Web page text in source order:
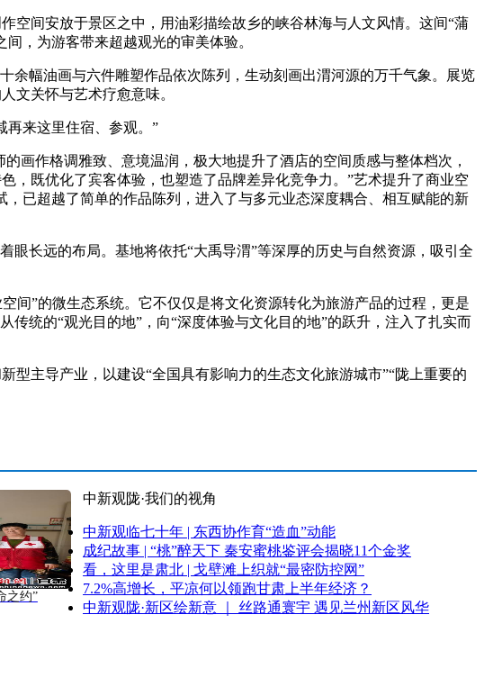
间安放于景区之中，用油彩描绘故乡的峡谷林海与人文风情。这间“蒲
，为游客带来超越观光的审美体验。
幅油画与六件雕塑作品依次陈列，生动刻画出渭河源的万千气象。展览
文关怀与艺术疗愈意味。
来这里住宿、参观。”
作格调雅致、意境温润，极大地提升了酒店的空间质感与整体档次，
，既优化了宾客体验，也塑造了品牌差异化竞争力。”艺术提升了商业空
已超越了简单的作品陈列，进入了与多元业态深度耦合、相互赋能的新
长远的布局。基地将依托“大禹导渭”等深厚的历史与自然资源，吸引全
”的微生态系统。它不仅仅是将文化资源转化为旅游产品的过程，更是
统的“观光目的地”，向“深度体验与文化目的地”的跃升，注入了扎实而
主导产业，以建设“全国具有影响力的生态文化旅游城市”“陇上重要的
之约”
中新观陇·我们的视角
中新观临七十年 | 东西协作育“造血”动能
成纪故事 | “桃”醉天下 秦安蜜桃鉴评会揭晓11个金奖
看，这里是肃北 | 戈壁滩上织就“最密防控网”
7.2%高增长，平凉何以领跑甘肃上半年经济？
中新观陇·新区绘新意 ｜ 丝路通寰宇 遇见兰州新区风华